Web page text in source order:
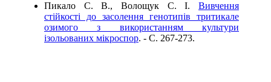
Пикало С. В., Волощук С. І. Вивчення
стійкості до засолення генотипів тритикале
озимого з використанням культури
ізольованих мікроспор. - C. 267-273.